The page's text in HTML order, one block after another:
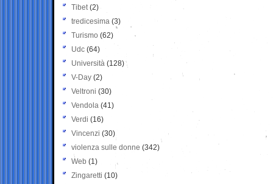
Tibet(2)
tredicesima (3)
Turismo (62)
Udc (64)
Università (128)
V-Day (2)
Veltroni (30)
Vendola (41)
Verdi (16)
Vincenzi (30)
violenza sulle donne (342)
Web (1)
Zingaretti (10)